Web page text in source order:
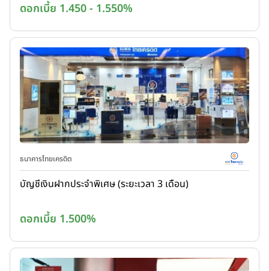
ดอกเบี้ย 1.450 - 1.550%
ธนาคารไทยเครดิต
บัญชีเงินฝากประจำพิเศษ (ระยะเวลา 3 เดือน)
ดอกเบี้ย 1.500%